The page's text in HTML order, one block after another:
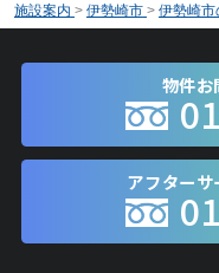
施設案内 > 伊勢崎市 > 伊勢崎市
物件お
アフター